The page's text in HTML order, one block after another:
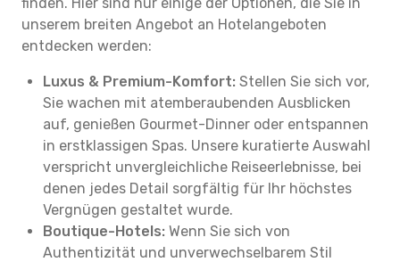
unserem breiten Angebot an Hotelangeboten
entdecken werden:
Luxus & Premium-Komfort: Stellen Sie sich vor,
Sie wachen mit atemberaubenden Ausblicken
auf, genießen Gourmet-Dinner oder entspannen
in erstklassigen Spas. Unsere kuratierte Auswahl
verspricht unvergleichliche Reiseerlebnisse, bei
denen jedes Detail sorgfältig für Ihr höchstes
Vergnügen gestaltet wurde.
Boutique-Hotels: Wenn Sie sich von
Authentizität und unverwechselbarem Stil